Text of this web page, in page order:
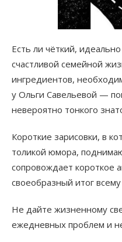
Есть ли чёткий,
счастливой семейной
ингредиентов,
у Ольги Савельевой —
невероятно тонкого
Короткие зарисовки, в
толикой юмора,
сопровождает короткое
своеобразный итог
Не дайте жизненному
ежедневных проблем и